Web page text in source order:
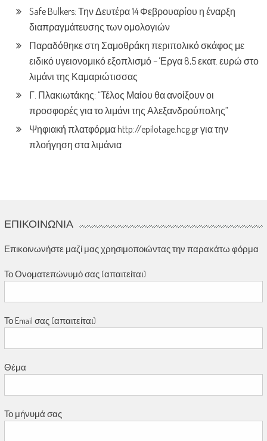
Safe Bulkers: Την Δευτέρα 14 Φεβρουαρίου η έναρξη
διαπραγμάτευσης των ομολογιών
Παραδόθηκε στη Σαμοθράκη περιπολικό σκάφος με
ειδικό υγειονομικό εξοπλισμό – Έργα 8,5 εκατ. ευρώ στο
λιμάνι της Καμαριώτισσας
Γ. Πλακιωτάκης: “Τέλος Μαίου θα ανοίξουν οι
προσφορές για το λιμάνι της Αλεξανδρούπολης”
Ψηφιακή πλατφόρμα http://epilotage.hcg.gr για την
πλοήγηση στα λιμάνια
ΕΠΙΚΟΙΝΩΝΊΑ
Επικοινωνήστε μαζί μας χρησιμοποιώντας την παρακάτω φόρμα
Το Ονοματεπώνυμό σας (απαιτείται)
Το Email σας (απαιτείται)
Θέμα
Το μήνυμά σας